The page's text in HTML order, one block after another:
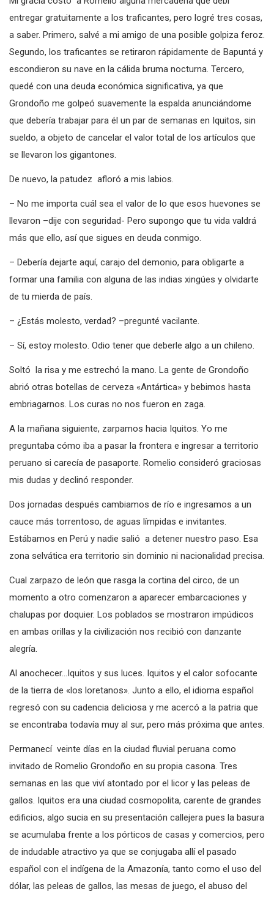
entregar gratuitamente a los traficantes, pero logré tres cosas,
a saber. Primero, salvé a mi amigo de una posible golpiza feroz.
Segundo, los traficantes se retiraron rápidamente de Bapuntá y
escondieron su nave en la cálida bruma nocturna. Tercero,
quedé con una deuda económica significativa, ya que
Grondoño me golpeó suavemente la espalda anunciándome
que debería trabajar para él un par de semanas en Iquitos, sin
sueldo, a objeto de cancelar el valor total de los artículos que
se llevaron los gigantones.
De nuevo, la patudez afloró a mis labios.
– No me importa cuál sea el valor de lo que esos huevones se
llevaron –dije con seguridad- Pero supongo que tu vida valdrá
más que ello, así que sigues en deuda conmigo.
– Debería dejarte aquí, carajo del demonio, para obligarte a
formar una familia con alguna de las indias xingúes y olvidarte
de tu mierda de país.
– ¿Estás molesto, verdad? –pregunté vacilante.
– Sí, estoy molesto. Odio tener que deberle algo a un chileno.
Soltó la risa y me estrechó la mano. La gente de Grondoño
abrió otras botellas de cerveza «Antártica» y bebimos hasta
embriagarnos. Los curas no nos fueron en zaga.
A la mañana siguiente, zarpamos hacia Iquitos. Yo me
preguntaba cómo iba a pasar la frontera e ingresar a territorio
peruano si carecía de pasaporte. Romelio consideró graciosas
mis dudas y declinó responder.
Dos jornadas después cambiamos de río e ingresamos a un
cauce más torrentoso, de aguas límpidas e invitantes.
Estábamos en Perú y nadie salió a detener nuestro paso. Esa
zona selvática era territorio sin dominio ni nacionalidad precisa.
Cual zarpazo de león que rasga la cortina del circo, de un
momento a otro comenzaron a aparecer embarcaciones y
chalupas por doquier. Los poblados se mostraron impúdicos
en ambas orillas y la civilización nos recibió con danzante
alegría.
Al anochecer…Iquitos y sus luces. Iquitos y el calor sofocante
de la tierra de «los loretanos». Junto a ello, el idioma español
regresó con su cadencia deliciosa y me acercó a la patria que
se encontraba todavía muy al sur, pero más próxima que antes.
Permanecí veinte días en la ciudad fluvial peruana como
invitado de Romelio Grondoño en su propia casona. Tres
semanas en las que viví atontado por el licor y las peleas de
gallos. Iquitos era una ciudad cosmopolita, carente de grandes
edificios, algo sucia en su presentación callejera pues la basura
se acumulaba frente a los pórticos de casas y comercios, pero
de indudable atractivo ya que se conjugaba allí el pasado
español con el indígena de la Amazonía, tanto como el uso del
dólar, las peleas de gallos, las mesas de juego, el abuso del